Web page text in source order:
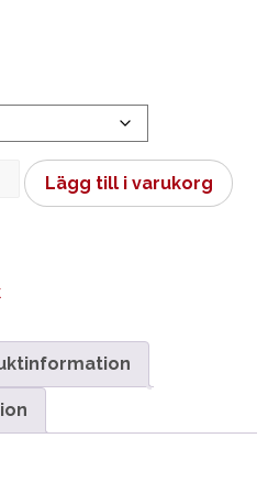
Lägg till i varukorg